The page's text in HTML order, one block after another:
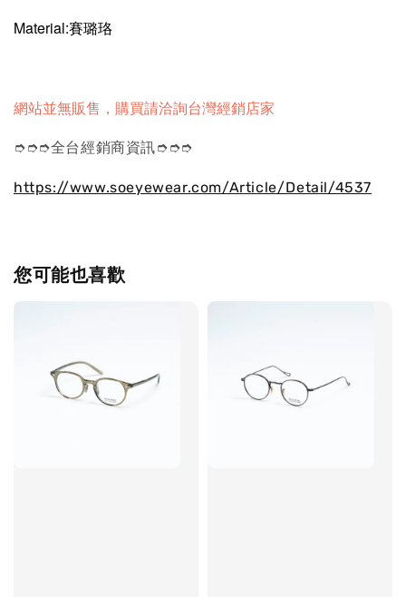
Material:賽璐珞
網站並無販售，購買請洽詢台灣經銷店家
➮➮➮全台經銷商資訊➮➮➮
https://www.soeyewear.com/Article/Detail/4537
您可能也喜歡